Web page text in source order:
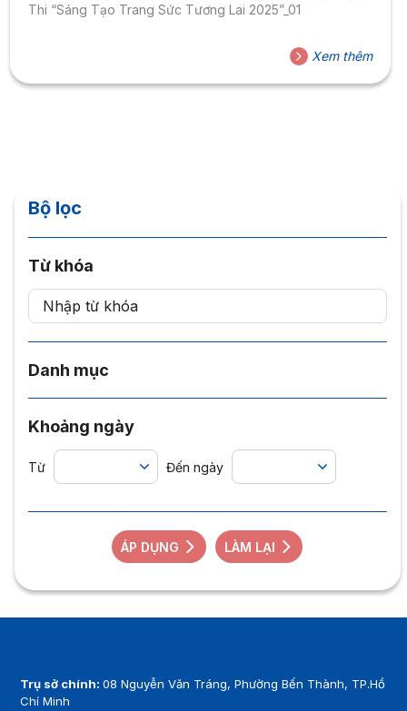
Thi “Sáng Tạo Trang Sức Tương Lai 2025”_01
Xem thêm
Bộ lọc
Từ khóa
Danh mục
Khoảng ngày
Từ Đến ngày
ÁP DỤNG LÀM LẠI